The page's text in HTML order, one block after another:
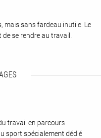
mais sans fardeau inutile. Le
se rendre au travail.
travail en parcours
sport spécialement dédié